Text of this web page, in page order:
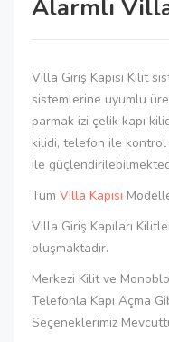
Alarmlı
Villa Giriş Kapısı Kilit
sistemlerine uyumlu
parmak izi çelik kapı
kilidi, telefon ile
ile
Tüm Villa Kapısı
Villa Giriş Kapıları
oluşmaktadır.
Merkezi Kilit ve
Telefonla Kapı Açma
Seçeneklerimiz